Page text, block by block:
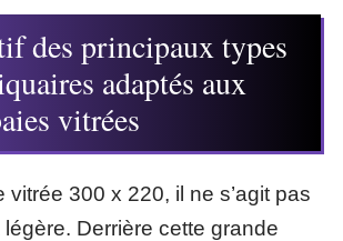
des principaux types
adaptés aux
vitrées
vitrée 300 x 220, il ne s’agit pas
Derrière cette grande